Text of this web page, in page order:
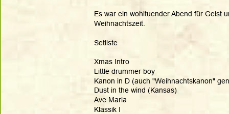
Es war ein wohltuender Abend für Geist
Weihnachtszeit.
Setliste
Xmas Intro
Little drummer boy
Kanon in D (auch "Weihnachtskanon"
Dust in the wind (Kansas)
Ave Maria
Klassik I